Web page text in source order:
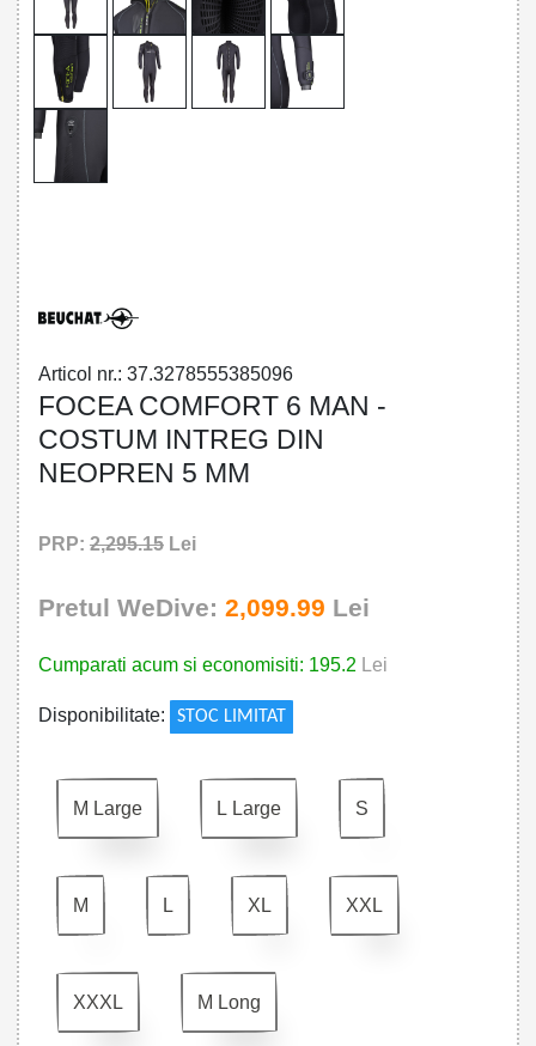
Articol nr.: 37.3278555385096
FOCEA COMFORT 6 MAN -
COSTUM INTREG DIN
NEOPREN 5 MM
PRP: 2,295.15Lei
Pretul WeDive: 2,099.99 Lei
Cumparati acum si economisiti: 195.2 Lei
Disponibilitate: STOC LIMITAT
M Large L Large S
M L XL XXL
XXXL M Long